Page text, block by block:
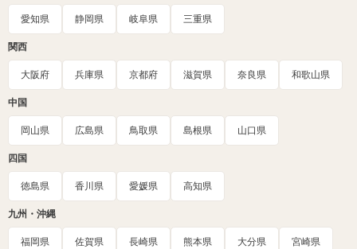
愛知県 静岡県 岐阜県 三重県
関西
大阪府 兵庫県 京都府 滋賀県 奈良県 和歌山県
中国
岡山県 広島県 鳥取県 島根県 山口県
四国
徳島県 香川県 愛媛県 高知県
九州・沖縄
福岡県 佐賀県 長崎県 熊本県 大分県 宮崎県